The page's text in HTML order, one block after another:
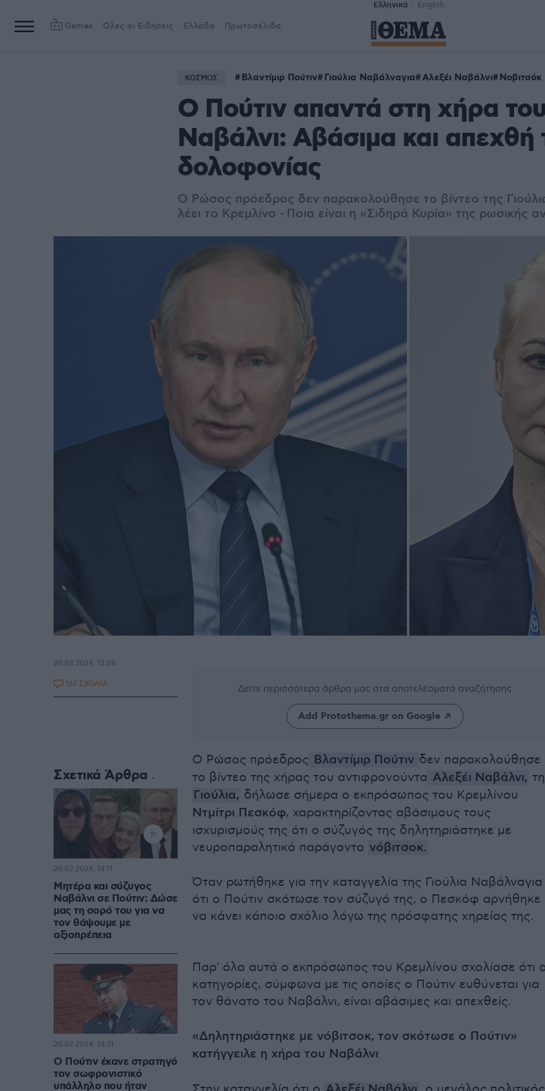
Ελληνικά English
Games Όλες οι Ειδήσεις Ελλάδα Πρωτοσέλιδα
ΚΟΣΜΟΣ Βλαντίμιρ Πούτιν Γιούλια Ναβάλναγια Αλεξέι Ναβάλνι Νοβιτσόκ
Ο Πούτιν απαντά στη χήρα
Ναβάλνι: Αβάσιμα και απεχθή
δολοφονίας
Ο Ρώσος πρόεδρος δεν παρακολούθησε το βίντεο της
λέει το Κρεμλίνο - Ποια είναι η «Σιδηρά Κυρία» της ρωσικής
Δείτε περισσότερα άρθρα μας στα αποτελέσματα αναζήτησης
Add Protothema.gr on Google
Ο Ρώσος πρόεδρος Βλαντίμιρ Πούτιν δεν παρακολούθησε
το βίντεο της χήρας του αντιφρονούντα Αλεξέι Ναβάλνι,
Γιούλια, δήλωσε σήμερα ο εκπρόσωπος του Κρεμλίνου
Ντμίτρι Πεσκόφ, χαρακτηρίζοντας αβάσιμους τους
ισχυρισμούς της ότι ο σύζυγός της δηλητηριάστηκε με
νευροπαραλητικό παράγοντα νόβιτσοκ.
Όταν ρωτήθηκε για την καταγγελία της Γιούλια Ναβάλναγια
ότι ο Πούτιν σκότωσε τον σύζυγό της, ο Πεσκόφ αρνήθηκε
να κάνει κάποιο σχόλιο λόγω της πρόσφατης χηρείας της.
Παρ' όλα αυτά ο εκπρόσωπος του Κρεμλίνου σχολίασε ότι
κατηγορίες, σύμφωνα με τις οποίες ο Πούτιν ευθύνεται για
τον θάνατο του Ναβάλνι, είναι αβάσιμες και απεχθείς.
«Δηλητηριάστηκε με νόβιτσοκ, τον σκότωσε ο Πούτιν»
κατήγγειλε η χήρα του Ναβάλνι
20.02.2024, 12:06
167 ΣΧΟΛΙΑ
Σχετικά Άρθρα
Μητέρα και σύζυγος
Ναβάλνι σε Πούτιν: Δώσε
μας τη σορό του για να
τον θάψουμε με
αξιοπρέπεια
20.02.2024, 14:11
Ο Πούτιν έκανε στρατηγό
τον σωφρονιστικό
υπάλληλο που ήταν
20.02.2024, 14:31